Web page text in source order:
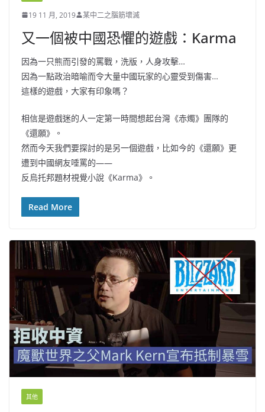
19 11 月, 2019 某中二之腦筋壞滅
又一個被中國恐懼的遊戲：Karma
因為一只熊而引發的罵戰，洗版，人身攻擊…
因為一點政治暗喻而令大量中國玩家的心靈受到傷害…
這樣的遊戲，大家有印象嗎？
相信是遊戲迷的人一定第一時間想起台灣《赤燭》團隊的
《還願》。
然而今天我們要探討的是另一個遊戲，比如今的《還願》更
遭到中國網友唾罵的——
反烏托邦題材視覺小說《Karma》。
Read More
其他